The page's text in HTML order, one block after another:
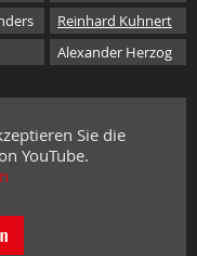
Reinhard Kuhnert
Alexander Herzog
Sie die
YouTube.